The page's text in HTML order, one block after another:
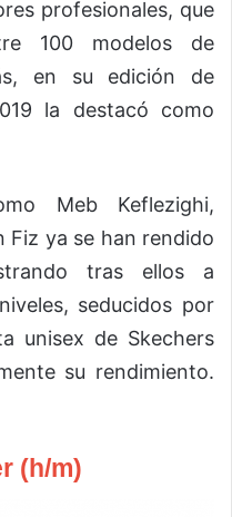
profesionales, que
100 modelos de
en su edición de
la destacó como
Meb Keflezighi,
Fiz ya se han rendido
tras ellos a
seducidos por
unisex de Skechers
su rendimiento.
(h/m)